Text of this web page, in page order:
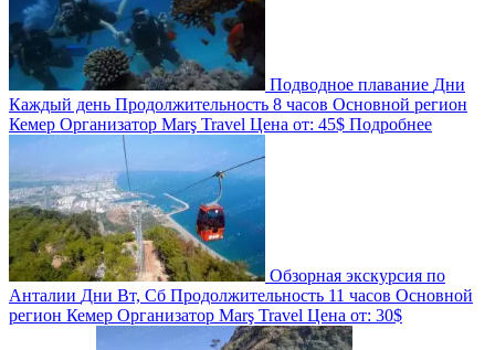
Подводное плавание Дни
Каждый день Продолжительность 8 часов Основной регион
Кемер Организатор Marş Travel Цена от: 45$ Подробнее
Обзорная экскурсия по
Анталии Дни Вт, Сб Продолжительность 11 часов Основной
регион Кемер Организатор Marş Travel Цена от: 30$